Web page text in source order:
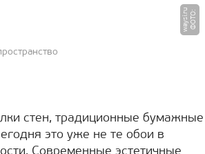
Ф
О
Т
О
:
w
a
y
si.
r
u
стен, традиционные бумажные
это уже не те обои в